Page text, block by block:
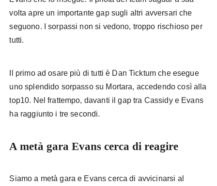
volta apre un importante gap sugli altri avversari che
seguono. I sorpassi non si vedono, troppo rischioso per
tutti.
Il primo ad osare più di tutti è Dan Ticktum che esegue
uno splendido sorpasso su Mortara, accedendo così alla
top10. Nel frattempo, davanti il gap tra Cassidy e Evans
ha raggiunto i tre secondi.
A metà gara Evans cerca di reagire
Siamo a metà gara e Evans cerca di avvicinarsi al